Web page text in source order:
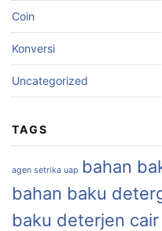
Coin
Konversi
Uncategorized
TAGS
agen setrika uap bahan
bahan baku
baku deterjen cair